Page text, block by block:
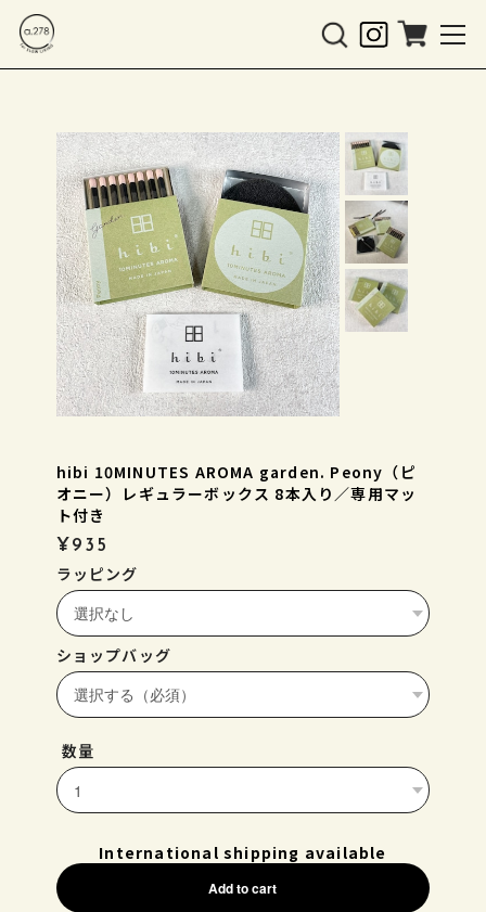
hibi 10MINUTES AROMA garden. Peony（ピ
オニー）レギュラーボックス 8本入り／専用マッ
ト付き
¥935
ラッピング
ショップバッグ
数量
International shipping available
Add to cart